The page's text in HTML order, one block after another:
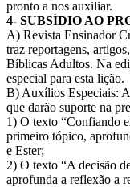
pronto a nos auxiliar.
4- SUBSÍDIO AO
A) Revista Ensinador
traz reportagens,
Bíblicas Adultos. Na
especial para esta lição.
B) Auxílios Especiais:
que darão suporte na
1) O texto “Confiando
primeiro tópico,
e Ester;
2) O texto “A decisão
aprofunda a reflexão a